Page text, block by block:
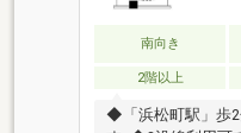
／ディスポーザー
をお手伝いしま
南向き
2階以上
◆「浜松町駅」歩2